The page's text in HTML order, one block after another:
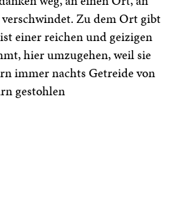
Zu dem Ort gibt
einer reichen und geizigen
hier umzugehen, weil sie
immer nachts Getreide von
gestohlen